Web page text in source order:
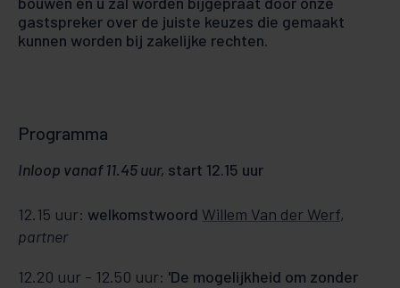
gastspreker over de juiste keuzes die gemaakt
kunnen worden bij zakelijke rechten.
Programma
Inloop vanaf 11.45 uur, start 12.15 uur
12.15 uur: welkomstwoord Willem Van der Werf,
partner
12.20 uur - 12.50 uur: 'De mogelijkheid om zonder